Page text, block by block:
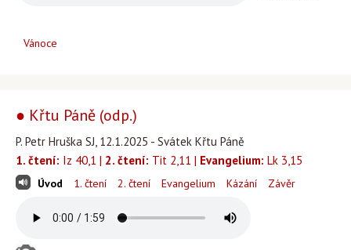
Vánoce
● Křtu Páně (odp.)
P. Petr Hruška SJ, 12.1.2025 - Svátek Křtu Páně
1. čtení: Iz 40,1 | 2. čtení: Tit 2,11 | Evangelium: Lk 3,15
Úvod 1. čtení 2. čtení Evangelium Kázání Závěr